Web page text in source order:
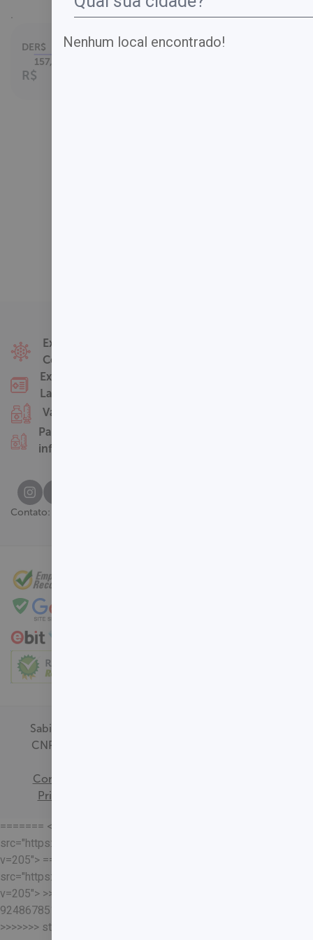
DER$
157,00
R$
Parcelamento em
Exames
Covid-19
Exames
Laboratoriais
Vacinas
Pacotes
infantis
Contato:
Sabin Medicina Diagnóstica -
CNPJ - 00.718.528/0001-09
Consentimento
Privacidade
======= <<<<<<< HEAD
src="https://loja.sabin.com.br//skin/frontend/sabin/default/
v=205"> =======
src="https://loja.sabin.com.br//skin/frontend/sabin/default/
v=205"> >>>>>>>
92486785178204652eaf37adafb13ec7f5401a93
>>>>>>> staging-merge
Nenhum local encontrado!